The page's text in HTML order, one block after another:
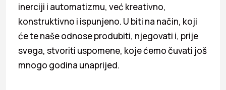
inerciji i automatizmu, već kreativno,
konstruktivno i ispunjeno. U biti na način, koji
će te naše odnose produbiti, njegovati i, prije
svega, stvoriti uspomene, koje ćemo čuvati još
mnogo godina unaprijed.